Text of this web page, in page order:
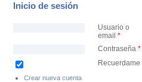
Inicio de sesión
Usuario o
email *
Contraseña *
Recuerdame
Crear nueva cuenta